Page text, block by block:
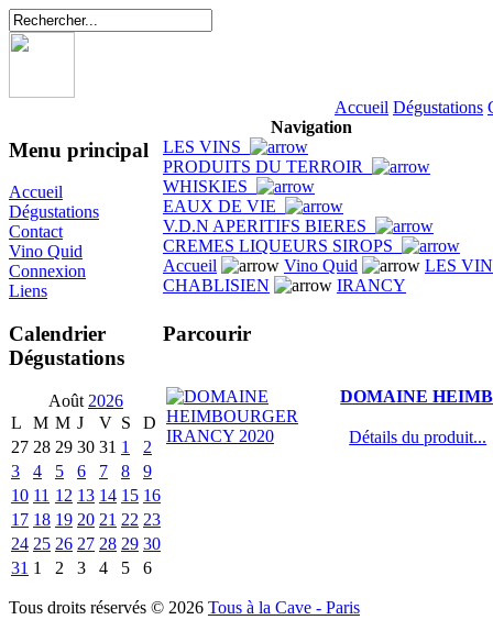
Accueil Dégustations
Menu principal
Accueil
Dégustations
Contact
Vino Quid
Connexion
Liens
Calendrier
Dégustations
Août 2026
L
M M J V S
D
27 28 29 30 31 1
2
3
4 5 6 7 8
9
10 11 12 13 14 15 16
17 18 19 20 21 22 23
24 25 26 27 28 29 30
31 1 2 3 4 5 6
Navigation
LES VINS
PRODUITS DU TERROIR
WHISKIES
EAUX DE VIE
V.D.N APERITIFS BIERES
CREMES LIQUEURS SIROPS
Accueil
Vino Quid
LES
CHABLISIEN
IRANCY
Parcourir
DOMAINE
Détails du produit...
Tous droits réservés © 2026 Tous à la Cave - Paris